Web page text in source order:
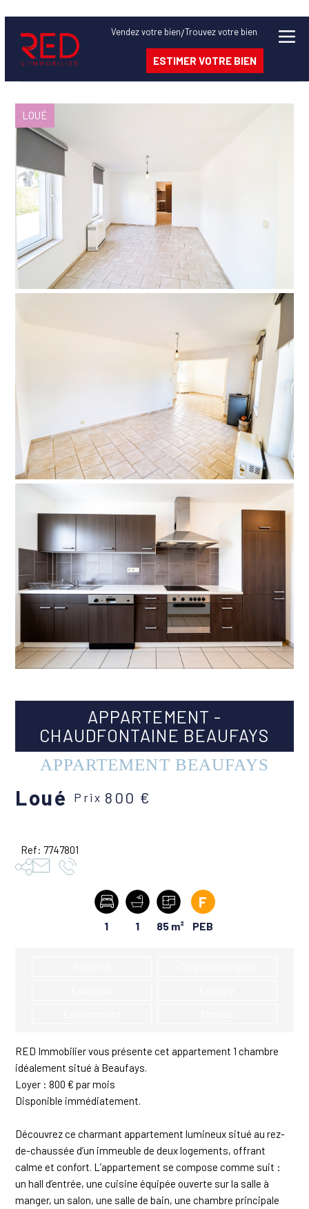
Vendezvotre bien/Trouvezvotre bien
ESTIMER VOTRE BIEN
Bien
à
vendre
à.
LOUÉ
APPARTEMENT -
CHAUDFONTAINE BEAUFAYS
APPARTEMENT BEAUFAYS
Loué Prix 800 €
Ref: 7747801
Nombre
1
Nombre
1
Superficie
85 m²
F
PEB
RED Immobilier vous présente cet appartement 1 chambre
idéalement situé à Beaufays.
Loyer : 800 € par mois
Disponible immédiatement.
Découvrez ce charmant appartement lumineux situé au rez-
de-chaussée d’un immeuble de deux logements, offrant
calme et confort. L’appartement se compose comme suit :
un hall d’entrée, une cuisine équipée ouverte sur la salle à
manger, un salon, une salle de bain, une chambre principale